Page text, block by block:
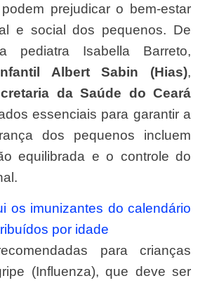
prejudicar o bem-estar
e social dos pequenos. De
pediatra Isabella Barreto,
Albert Sabin (Hias),
da Saúde do Ceará
essenciais para garantir a
dos pequenos incluem
equilibrada e o controle do
os imunizantes do calendário
por idade
(Influenza), que deve ser